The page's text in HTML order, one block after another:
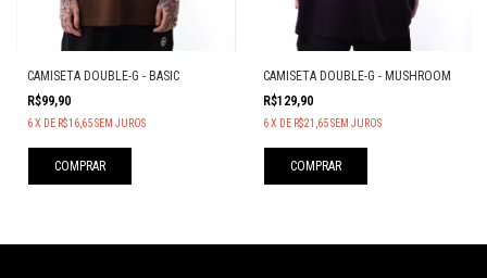
CAMISETA DOUBLE-G - BASIC
R$99,90
6X DE R$16,65SEM JUROS
COMPRAR
CAMISETA DOUBLE-G - MUSHROOM
R$129,90
6 X DE R$21,65 SEM JUROS
COMPRAR